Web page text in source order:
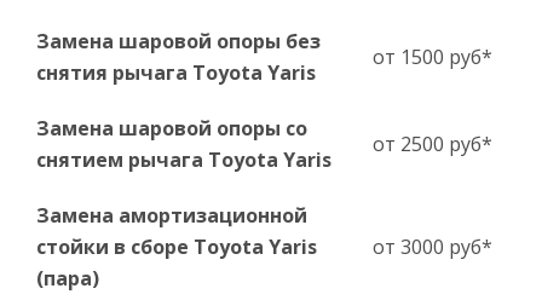
Замена шаровой опоры без
снятия рычага Toyota Yaris
от 1500 руб*
Замена шаровой опоры со
снятием рычага Toyota Yaris
от 2500 руб*
Замена амортизационной
стойки в сборе Toyota Yaris
(пара)
от 3000 руб*